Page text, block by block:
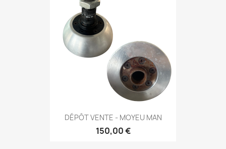
DÉPÔT VENTE - MOYEU MAN
150,00 €